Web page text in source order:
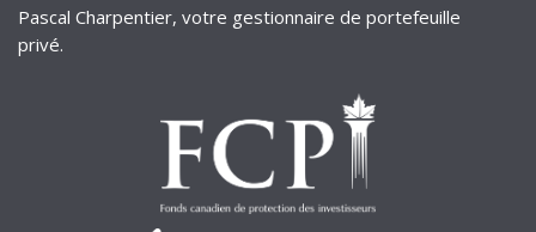
Pascal Charpentier, votre gestionnaire de portefeuille
privé.